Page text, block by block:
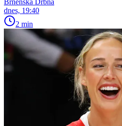
dnes, 19:40
2 min